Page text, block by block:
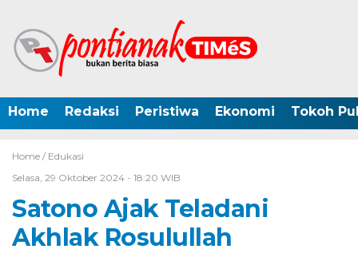
Home Redaksi Peristiwa Ekonomi Tokoh
Home / Edukasi
Selasa, 29 Oktober 2024 - 18:20 WIB
Satono Ajak Teladani
Akhlak Rosulullah